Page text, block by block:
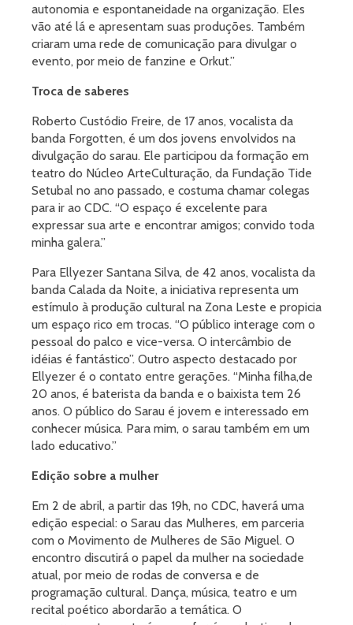
autonomia e espontaneidade na organização. Eles
vão até lá e apresentam suas produções. Também
criaram uma rede de comunicação para divulgar o
evento, por meio de fanzine e Orkut.”
Troca de saberes
Roberto Custódio Freire, de 17 anos, vocalista da
banda Forgotten, é um dos jovens envolvidos na
divulgação do sarau. Ele participou da formação em
teatro do Núcleo ArteCulturação, da Fundação Tide
Setubal no ano passado, e costuma chamar colegas
para ir ao CDC. “O espaço é excelente para
expressar sua arte e encontrar amigos; convido toda
minha galera.”
Para Ellyezer Santana Silva, de 42 anos, vocalista da
banda Calada da Noite, a iniciativa representa um
estímulo à produção cultural na Zona Leste e propicia
um espaço rico em trocas. “O público interage com o
pessoal do palco e vice-versa. O intercâmbio de
idéias é fantástico”. Outro aspecto destacado por
Ellyezer é o contato entre gerações. “Minha filha,de
20 anos, é baterista da banda e o baixista tem 26
anos. O público do Sarau é jovem e interessado em
conhecer música. Para mim, o sarau também em um
lado educativo.”
Edição sobre a mulher
Em 2 de abril, a partir das 19h, no CDC, haverá uma
edição especial: o Sarau das Mulheres, em parceria
com o Movimento de Mulheres de São Miguel. O
encontro discutirá o papel da mulher na sociedade
atual, por meio de rodas de conversa e de
programação cultural. Dança, música, teatro e um
recital poético abordarão a temática. O